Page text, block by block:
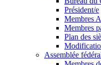
Président/e
Membres
Membres
Plan des
Assemblée